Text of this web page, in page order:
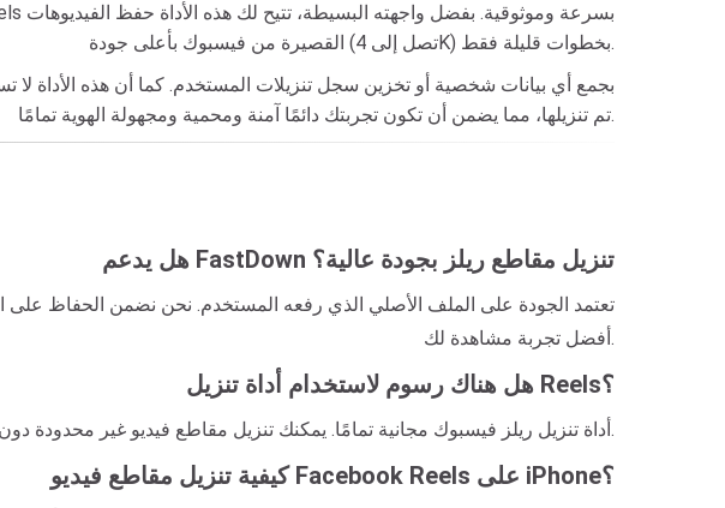
القصيرة من فيسبوك بأعلى جودة (تصل إلى 4K) بخطوات قليلة فقط.
تم تنزيلها، مما يضمن أن تكون تجربتك دائمًا آمنة ومحمية ومجهولة الهوية تمامًا.
هل يدعم FastDown تنزيل مقاطع ريلز بجودة عالية؟
أفضل تجربة مشاهدة لك.
هل هناك رسوم لاستخدام أداة تنزيل Reels؟
أداة تنزيل ريلز فيسبوك مجانية تمامًا. يمكنك تنزيل مقاطع فيديو غير محدودة دون حساب أو رسوم. نعرض فقط بعض الإعلانات الصغيرة لصيانة وترقية خدماتنا لضمان أفضل تجربة لك.
كيفية تنزيل مقاطع فيديو Facebook Reels على iPhone؟